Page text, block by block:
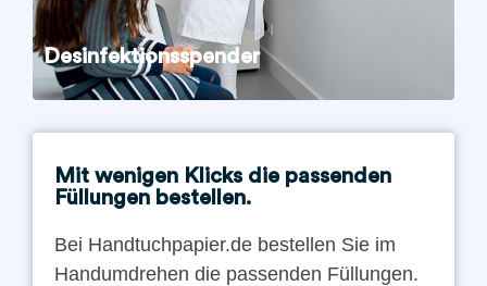
Desinfektionsspender
Mit wenigen Klicks die passenden
Füllungen bestellen.
Bei Handtuchpapier.de bestellen Sie im
Handumdrehen die passenden Füllungen.